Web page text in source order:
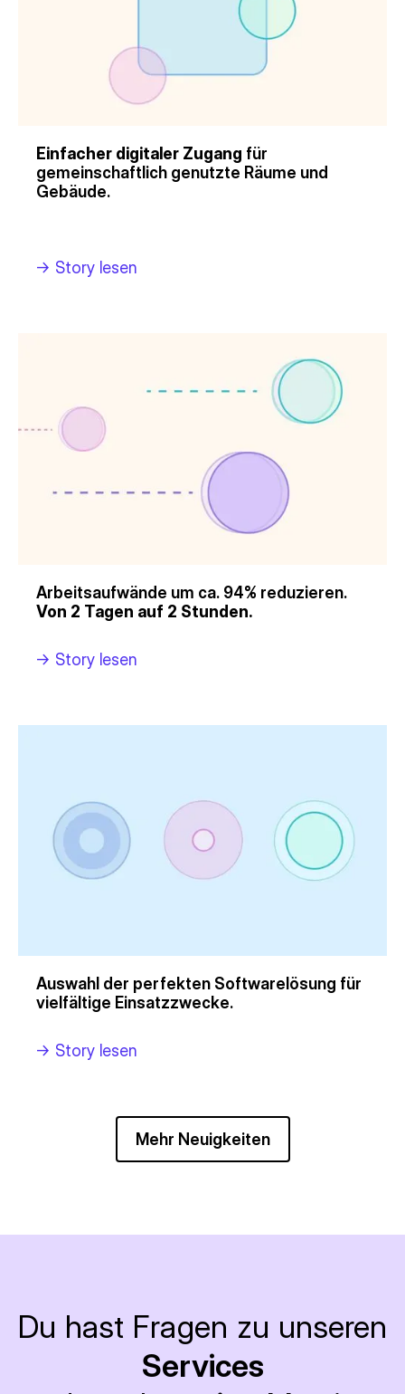
Einfacher digitaler Zugang für
gemeinschaftlich genutzte Räume und
Gebäude.
-> Story lesen
Arbeitsaufwände um ca. 94% reduzieren.
Von 2 Tagen auf 2 Stunden.
-> Story lesen
Auswahl der perfekten Softwarelösung für
vielfältige Einsatzzwecke.
-> Story lesen
Mehr Neuigkeiten
Du hast Fragen zu unseren
Services